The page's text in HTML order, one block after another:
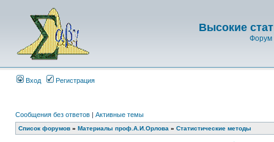
Высокие
Форум
Вход Регистрация
Сообщения без ответов | Активные темы
Список форумов » Материалы проф.А.И.Орлова » Статистические методы